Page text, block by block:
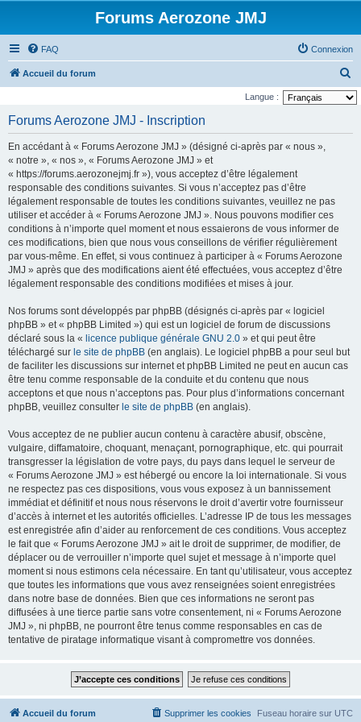
Forums Aerozone JMJ
FAQ Connexion
Accueil du forum
e
Langue :
Forums Aerozone JMJ - Inscription
En accédant à « Forums Aerozone JMJ » (désigné ci-après par « nous »,
« notre », « nos », « Forums Aerozone JMJ » et
« https://forums.aerozonejmj.fr »), vous acceptez d’être légalement
responsable des conditions suivantes. Si vous n’acceptez pas d’être
légalement responsable de toutes les conditions suivantes, veuillez ne pas
utiliser et accéder à « Forums Aerozone JMJ ». Nous pouvons modifier ces
conditions à n’importe quel moment et nous essaierons de vous informer de
ces modifications, bien que nous vous conseillons de vérifier régulièrement
par vous-même. En effet, si vous continuez à participer à « Forums Aerozone
JMJ » après que des modifications aient été effectuées, vous acceptez d’être
légalement responsable des conditions modifiées et mises à jour.
Nos forums sont développés par phpBB (désignés ci-après par « logiciel
phpBB » et « phpBB Limited ») qui est un logiciel de forum de discussions
déclaré sous la « licence publique générale GNU 2.0 » et qui peut être
téléchargé sur le site de phpBB (en anglais). Le logiciel phpBB a pour seul but
de faciliter les discussions sur internet et phpBB Limited ne peut en aucun cas
être tenu comme responsable de la conduite et du contenu que nous
acceptons et que nous n’acceptons pas. Pour plus d’informations concernant
phpBB, veuillez consulter le site de phpBB (en anglais).
Vous acceptez de ne publier aucun contenu à caractère abusif, obscène,
vulgaire, diffamatoire, choquant, menaçant, pornographique, etc. qui pourrait
transgresser la législation de votre pays, du pays dans lequel le serveur de
« Forums Aerozone JMJ » est hébergé ou encore la loi internationale. Si vous
ne respectez pas ces dispositions, vous vous exposez à un bannissement
immédiat et définitif et nous nous réservons le droit d’avertir votre fournisseur
d’accès à internet et les autorités officielles. L’adresse IP de tous les messages
est enregistrée afin d’aider au renforcement de ces conditions. Vous acceptez
le fait que « Forums Aerozone JMJ » ait le droit de supprimer, de modifier, de
déplacer ou de verrouiller n’importe quel sujet et message à n’importe quel
moment si nous estimons cela nécessaire. En tant qu’utilisateur, vous acceptez
que toutes les informations que vous avez renseignées soient enregistrées
dans notre base de données. Bien que ces informations ne seront pas
diffusées à une tierce partie sans votre consentement, ni « Forums Aerozone
JMJ », ni phpBB, ne pourront être tenus comme responsables en cas de
tentative de piratage informatique visant à compromettre vos données.
Accueil du forum Fuseau horaire sur UTC
Supprimer les cookies